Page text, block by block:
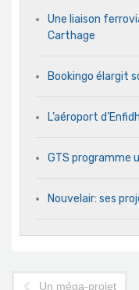
Une liaison
Carthage
Bookingo élargit
L’aéroport
GTS programme
Nouvelair: ses
Un méga-projet